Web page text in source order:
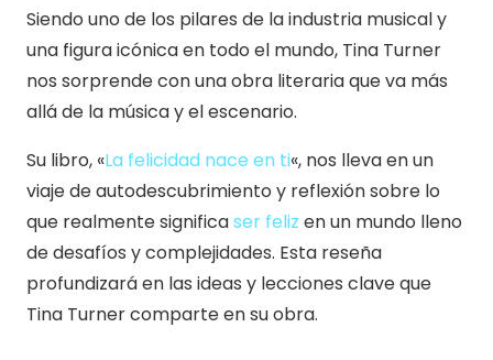
Siendo uno de los pilares de la industria musical y
una figura icónica en todo el mundo, Tina Turner
nos sorprende con una obra literaria que va más
allá de la música y el escenario.
Su libro, «La felicidad nace en ti«, nos lleva en un
viaje de autodescubrimiento y reflexión sobre lo
que realmente significaser feliz en un mundo lleno
de desafíos y complejidades. Esta reseña
profundizará en las ideas y lecciones clave que
Tina Turner comparte en su obra.